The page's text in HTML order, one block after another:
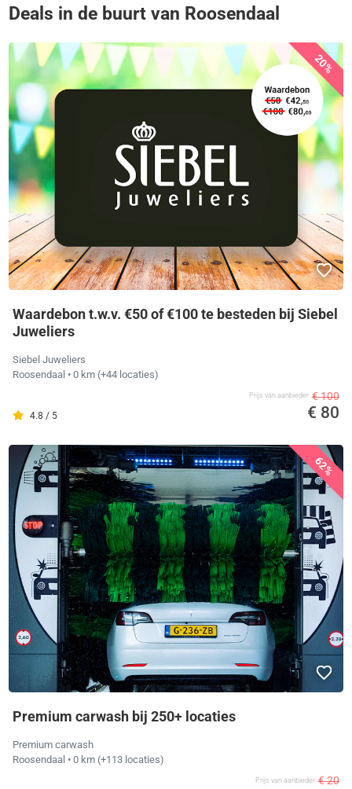
Deals in de buurt van Roosendaal
20%
Waardebon t.w.v. €50 of €100 te besteden bij Siebel
Juweliers
Siebel Juweliers
Roosendaal • 0 km (+44 locaties)
4.8 / 5
Prijs van aanbieder € 100
€ 80
62%
Premium carwash bij 250+ locaties
Premium carwash
Roosendaal • 0 km (+113 locaties)
Prijs van aanbieder € 20